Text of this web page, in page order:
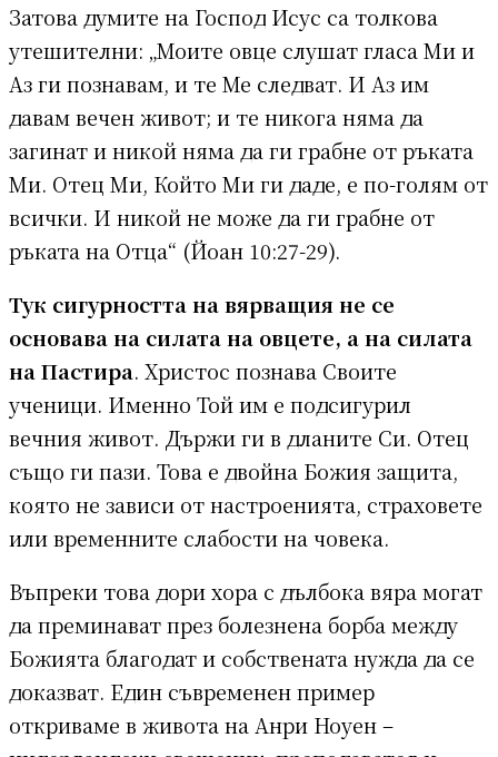
Затова думите на Господ Исус са толкова
утешителни: „Моите овце слушат гласа Ми и
Аз ги познавам, и те Ме следват. И Аз им
давам вечен живот; и те никога няма да
загинат и никой няма да ги грабне от ръката
Ми. Отец Ми, Който Ми ги даде, е по-голям от
всички. И никой не може да ги грабне от
ръката на Отца“ (Йоан 10:27-29).
Тук сигурността на вярващия не се
основава на силата на овцете, а на силата
на Пастира. Христос познава Своите
ученици. Именно Той им е подсигурил
вечния живот. Държи ги в дланите Си. Отец
също ги пази. Това е двойна Божия защита,
която не зависи от настроенията, страховете
или временните слабости на човека.
Въпреки това дори хора с дълбока вяра могат
да преминават през болезнена борба между
Божията благодат и собствената нужда да се
доказват. Един съвременен пример
откриваме в живота на Анри Ноуен –